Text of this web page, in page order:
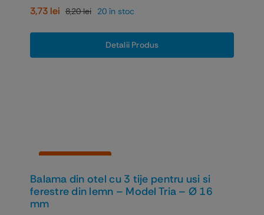
8,20leiPrețul
inițial
fost:
3,73 lei
Prețul
curent
este:
3,73 lei.
20 în stoc
Detalii Produs
Economiseşti 55%
Balama din otel cu 3 tije pentru usi si
ferestre din lemn – Model Tria – Ø 16
mm